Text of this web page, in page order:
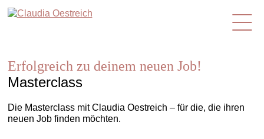
de
Erfolgreich zu deinem neuen Job!
Masterclass
Die Masterclass mit Claudia Oestreich – für die, die ihren
neuen Job finden möchten.